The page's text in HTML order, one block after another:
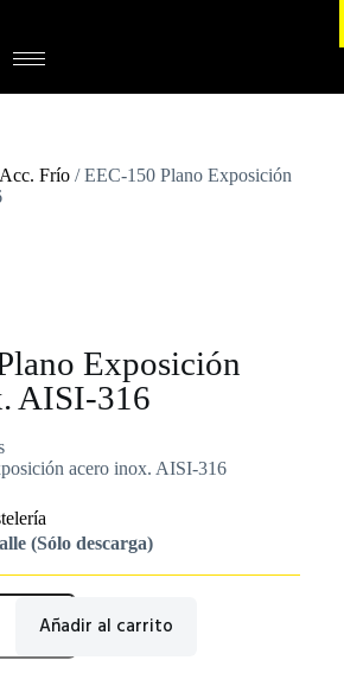
Acc. Frío/ EEC-150 Plano Exposición
Exposición
AISI-316
acero inox. AISI-316
(Sólo descarga)
Añadir al carrito